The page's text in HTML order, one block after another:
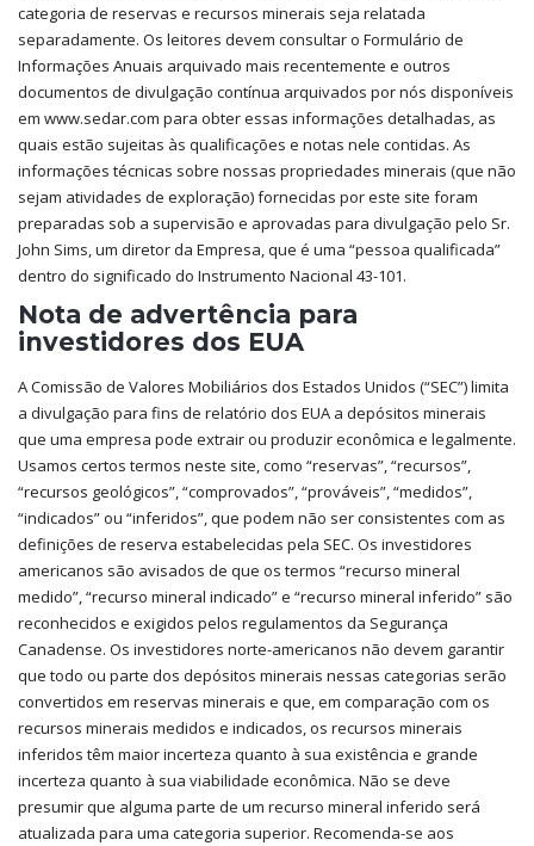
categoria de reservas e recursos minerais seja relatada
separadamente. Os leitores devem consultar o Formulário de
Informações Anuais arquivado mais recentemente e outros
documentos de divulgação contínua arquivados por nós disponíveis
em www.sedar.com para obter essas informações detalhadas, as
quais estão sujeitas às qualificações e notas nele contidas. As
informações técnicas sobre nossas propriedades minerais (que não
sejam atividades de exploração) fornecidas por este site foram
preparadas sob a supervisão e aprovadas para divulgação pelo Sr.
John Sims, um diretor da Empresa, que é uma “pessoa qualificada”
dentro do significado do Instrumento Nacional 43-101.
Nota de advertência para
investidores dos EUA
A Comissão de Valores Mobiliários dos Estados Unidos (“SEC”) limita
a divulgação para fins de relatório dos EUA a depósitos minerais
que uma empresa pode extrair ou produzir econômica e legalmente.
Usamos certos termos neste site, como “reservas”, “recursos”,
“recursos geológicos”, “comprovados”, “prováveis”, “medidos”,
“indicados” ou “inferidos”, que podem não ser consistentes com as
definições de reserva estabelecidas pela SEC. Os investidores
americanos são avisados ​​de que os termos “recurso mineral
medido”, “recurso mineral indicado” e “recurso mineral inferido” são
reconhecidos e exigidos pelos regulamentos da Segurança
Canadense. Os investidores norte-americanos não devem garantir
que todo ou parte dos depósitos minerais nessas categorias serão
convertidos em reservas minerais e que, em comparação com os
recursos minerais medidos e indicados, os recursos minerais
inferidos têm maior incerteza quanto à sua existência e grande
incerteza quanto à sua viabilidade econômica. Não se deve
presumir que alguma parte de um recurso mineral inferido será
atualizada para uma categoria superior. Recomenda-se aos